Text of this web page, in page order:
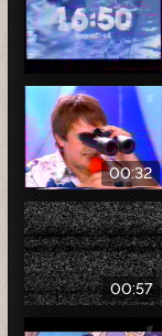
00:32
00:57